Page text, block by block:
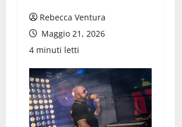
Rebecca Ventura
Maggio 21, 2026
4 minuti letti